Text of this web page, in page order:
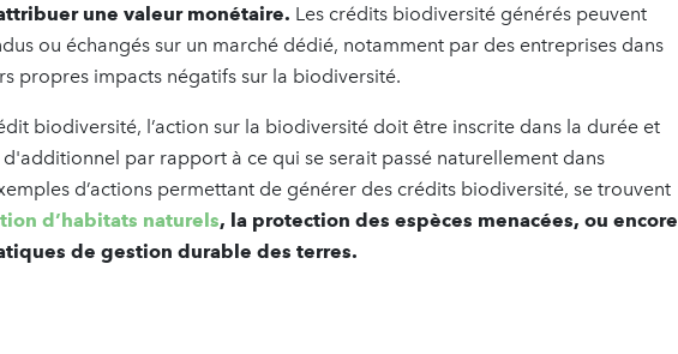
une valeur monétaire. Les crédits biodiversité générés peuvent
ou échangés sur un marché dédié, notamment par des entreprises dans
propres impacts négatifs sur la biodiversité.
biodiversité, l’action sur la biodiversité doit être inscrite dans la durée et
par rapport à ce qui se serait passé naturellement dans
d’actions permettant de générer des crédits biodiversité, se trouvent
d’habitats naturels, la protection des espèces menacées, ou encore
de gestion durable des terres.